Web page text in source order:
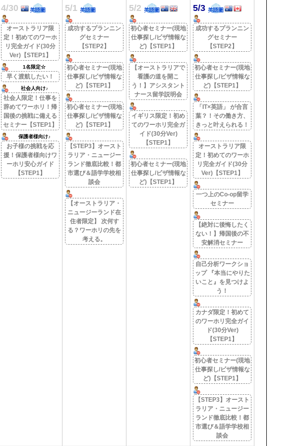
4/30
オーストラリア限
定！初めてのワーホ
リ完全ガイド(30分
Ver)【STEP1】
1名限定☆
早く渡航したい！
社会人向け♪
社会人限定！仕事を
辞めてワーホリ！帰
国後の挑戦に備える
セミナー【STEP1】
保護者様向け♪
お子様の挑戦を応
援！保護者様向けワ
ーホリ安心ガイド
【STEP1】
5/1
成功するプランニン
グセミナー
【STEP2】
初心者セミナー(現地
仕事探し/ビザ情報な
ど)【STEP1】
初心者セミナー(現地
仕事探し/ビザ情報な
ど)【STEP1】
【STEP3】オースト
ラリア・ニュージー
ランド徹底比較！都
市選び＆語学学校相
談会
【オーストラリア・
ニュージーランド在
住者限定】 次何す
る？ワーホリの先を
考える。
5/2
初心者セミナー(現地
仕事探し/ビザ情報な
ど)【STEP1】
【オーストラリアで
看護の道を開こ
う！】アシスタント
ナース留学説明会
イギリス限定！初め
てのワーホリ完全ガ
イド(30分Ver)
【STEP1】
初心者セミナー(現地
仕事探し/ビザ情報な
ど)【STEP1】
5/3
成功するプランニン
グセミナー
【STEP2】
初心者セミナー(現地
仕事探し/ビザ情報な
ど)【STEP1】
「IT×英語」 が合言
葉？！その働き方、
きっと叶えられる！
オーストラリア限
定！初めてのワーホ
リ完全ガイド(30分
Ver)【STEP1】
一つ上のCo-op留学
セミナー
【絶対に後悔したく
ない！】帰国後の不
安解消セミナー
自己分析ワークショ
ップ 『本当にやりた
いこと』を見つけよ
う！
カナダ限定！初めて
のワーホリ完全ガイ
ド(30分Ver)
【STEP1】
初心者セミナー(現地
仕事探し/ビザ情報な
ど)【STEP1】
【STEP3】オースト
ラリア・ニュージー
ランド徹底比較！都
市選び＆語学学校相
談会